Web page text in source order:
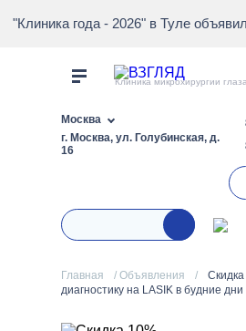
"Клиника года - 2026" в Туле
Клиника микрохирургии глаза
Москва
г. Москва, ул. Голубинская, д.
16
Главная / Объявления /
диагностику на LASIK в будние дни